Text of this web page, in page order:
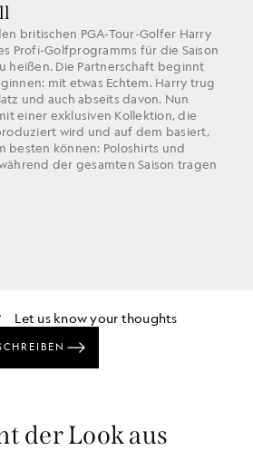
britischen PGA-Tour-Golfer Harry
Profi-Golfprogramms für die Saison
heißen. Die Partnerschaft beginnt
mit etwas Echtem. Harry trug
und auch abseits davon. Nun
einer exklusiven Kollektion, die
wird und auf dem basiert,
besten können: Poloshirts und
der gesamten Saison tragen
der Look aus